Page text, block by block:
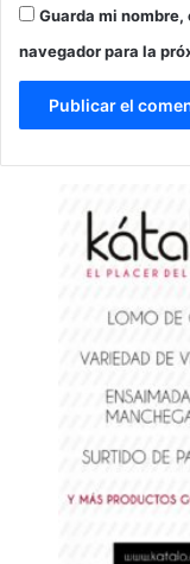
Guarda mi
navegador para la